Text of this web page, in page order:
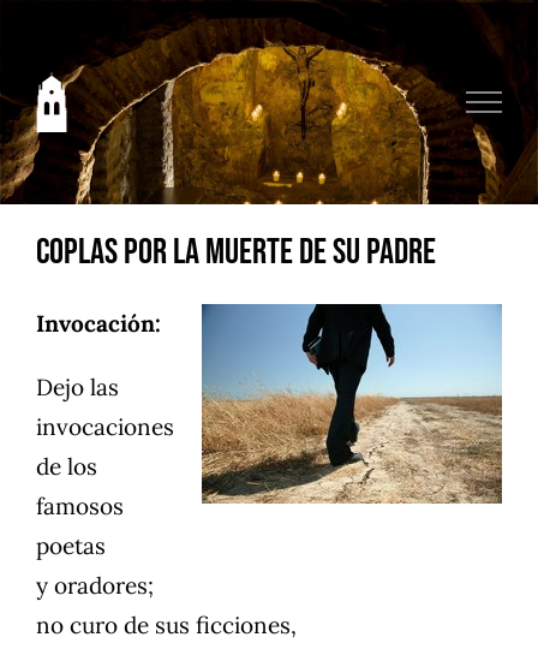
contenido
Coplas por la muerte de su padre
Invocación:
Dejo las
invocaciones
de los
famosos
poetas
y oradores;
no curo de sus ficciones,